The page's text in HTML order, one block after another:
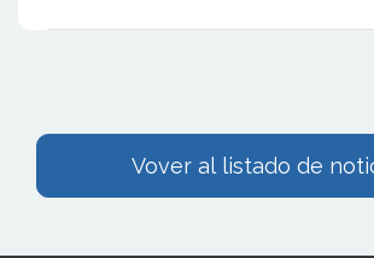
Vover al listado de